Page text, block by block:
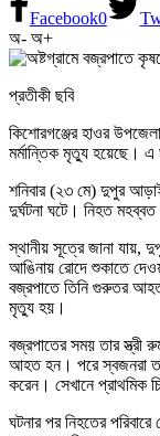
Facebook0
অ- অ+
প্রতীকী ছবি
কিশোরগঞ্জের হাওর
মর্মান্তিক মৃত্যু হয়েছে।
শনিবার (২৩ মে) দুপুর
দুর্ঘটনা ঘটে। নিহত মহব্বত
স্থানীয় সূত্রে জানা যায়,
আঙিনায় রোদে শুকাতে
বজ্রপাতে তিনি গুরুতর
মৃত্যু হয়।
বজ্রপাতের সময় তার স্ত্রী
আহত হন। পরে স্বজনরা
করেন। সেখানে প্রাথমিক
ঘটনার পর নিহতের